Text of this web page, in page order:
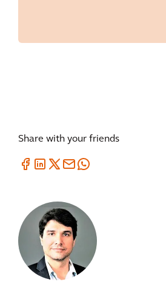
Share with your friends